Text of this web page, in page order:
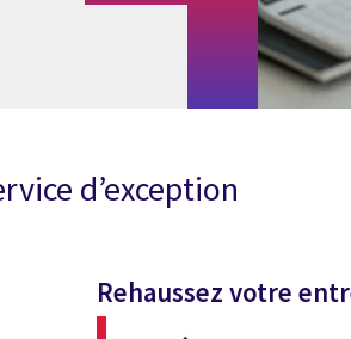
d’exception
Rehaussez votre